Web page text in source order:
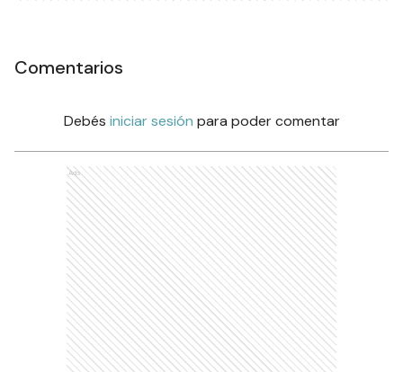
Comentarios
Debés iniciar sesión para poder comentar
Ads